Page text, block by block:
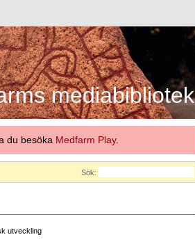
mediabibliotek
du besöka Medfarm Play.
Sök:
utveckling